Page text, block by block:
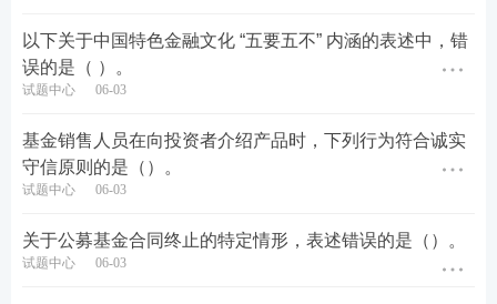
以下关于中国特色金融文化 “五要五不” 内涵的表述中，错
误的是（ ）。
试题中心 06-03
基金销售人员在向投资者介绍产品时，下列行为符合诚实
守信原则的是（）。
试题中心 06-03
关于公募基金合同终止的特定情形，表述错误的是（）。
试题中心 06-03